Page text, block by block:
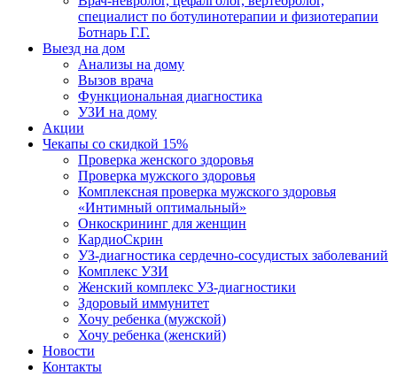
специалист по ботулинотерапии и физиотерапии
Ботнарь Г.Г.
Выезд на дом
Анализы на дому
Вызов врача
Функциональная диагностика
УЗИ на дому
Акции
Чекапы со скидкой 15%
Проверка женского здоровья
Проверка мужского здоровья
Комплексная проверка мужского здоровья
«Интимный оптимальный»
Онкоcкрининг для женщин
КардиоСкрин
УЗ-диагностика сердечно-сосудистых заболеваний
Комплекс УЗИ
Женский комплекс УЗ-диагностики
Здоровый иммунитет
Хочу ребенка (мужской)
Хочу ребенка (женский)
Новости
Контакты